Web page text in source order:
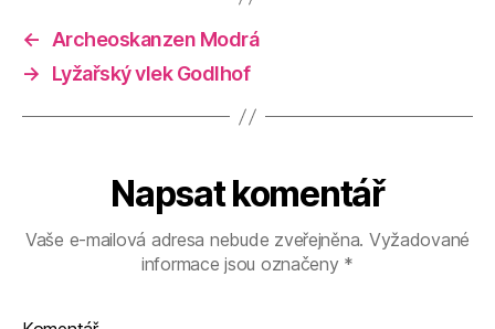
←
Archeoskanzen Modrá
→
Lyžařský vlek Godlhof
Napsat komentář
Vaše e-mailová adresa nebude zveřejněna. Vyžadované
informace jsou označeny *